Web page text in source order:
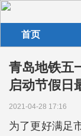
首页
青岛地铁五
启动节假日
2021-04-28 17:16
为了更好满足